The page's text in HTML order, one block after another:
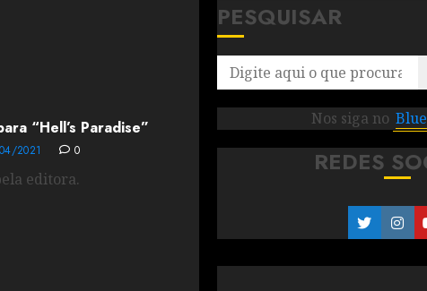
“Hell’s Paradise”
2021 0
editora.
PESQUISAR
Nos siga no
REDES